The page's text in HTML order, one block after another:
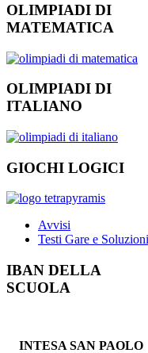
OLIMPIADI DI
MATEMATICA
OLIMPIADI DI
ITALIANO
GIOCHI LOGICI
Avvisi
Testi Gare e Soluzioni
IBAN DELLA
SCUOLA
INTESA SAN PAOLO